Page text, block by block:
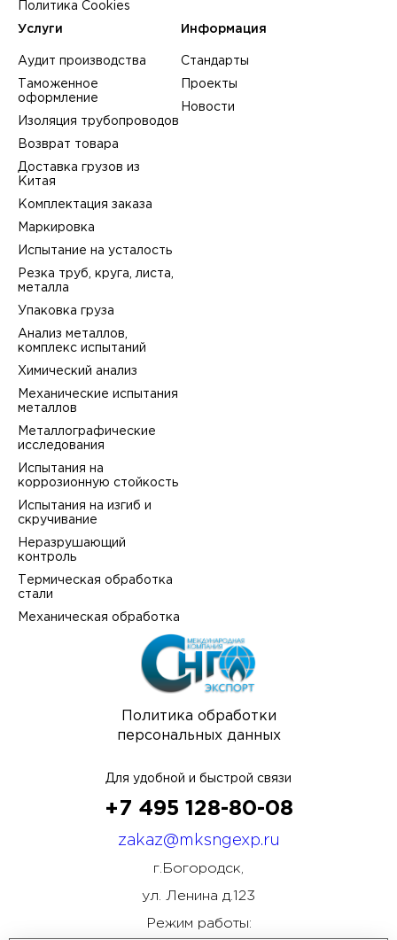
Политика обработки
персональных данных
Политика Cookies
Услуги
Аудит производства
Таможенное
оформление
Изоляция трубопроводов
Возврат товара
Доставка грузов из
Китая
Комплектация заказа
Маркировка
Испытание на усталость
Резка труб, круга, листа,
металла
Упаковка груза
Анализ металлов,
комплекс испытаний
Химический анализ
Механические испытания
металлов
Металлографические
исследования
Испытания на
коррозионную стойкость
Испытания на изгиб и
скручивание
Неразрушающий
контроль
Термическая обработка
стали
Механическая обработка
Информация
Стандарты
Проекты
Новости
Для удобной и быстрой связи
+7 495 128-80-08
zakaz@mksngexp.ru
г.Богородск,
ул. Ленина д.123
Режим работы: